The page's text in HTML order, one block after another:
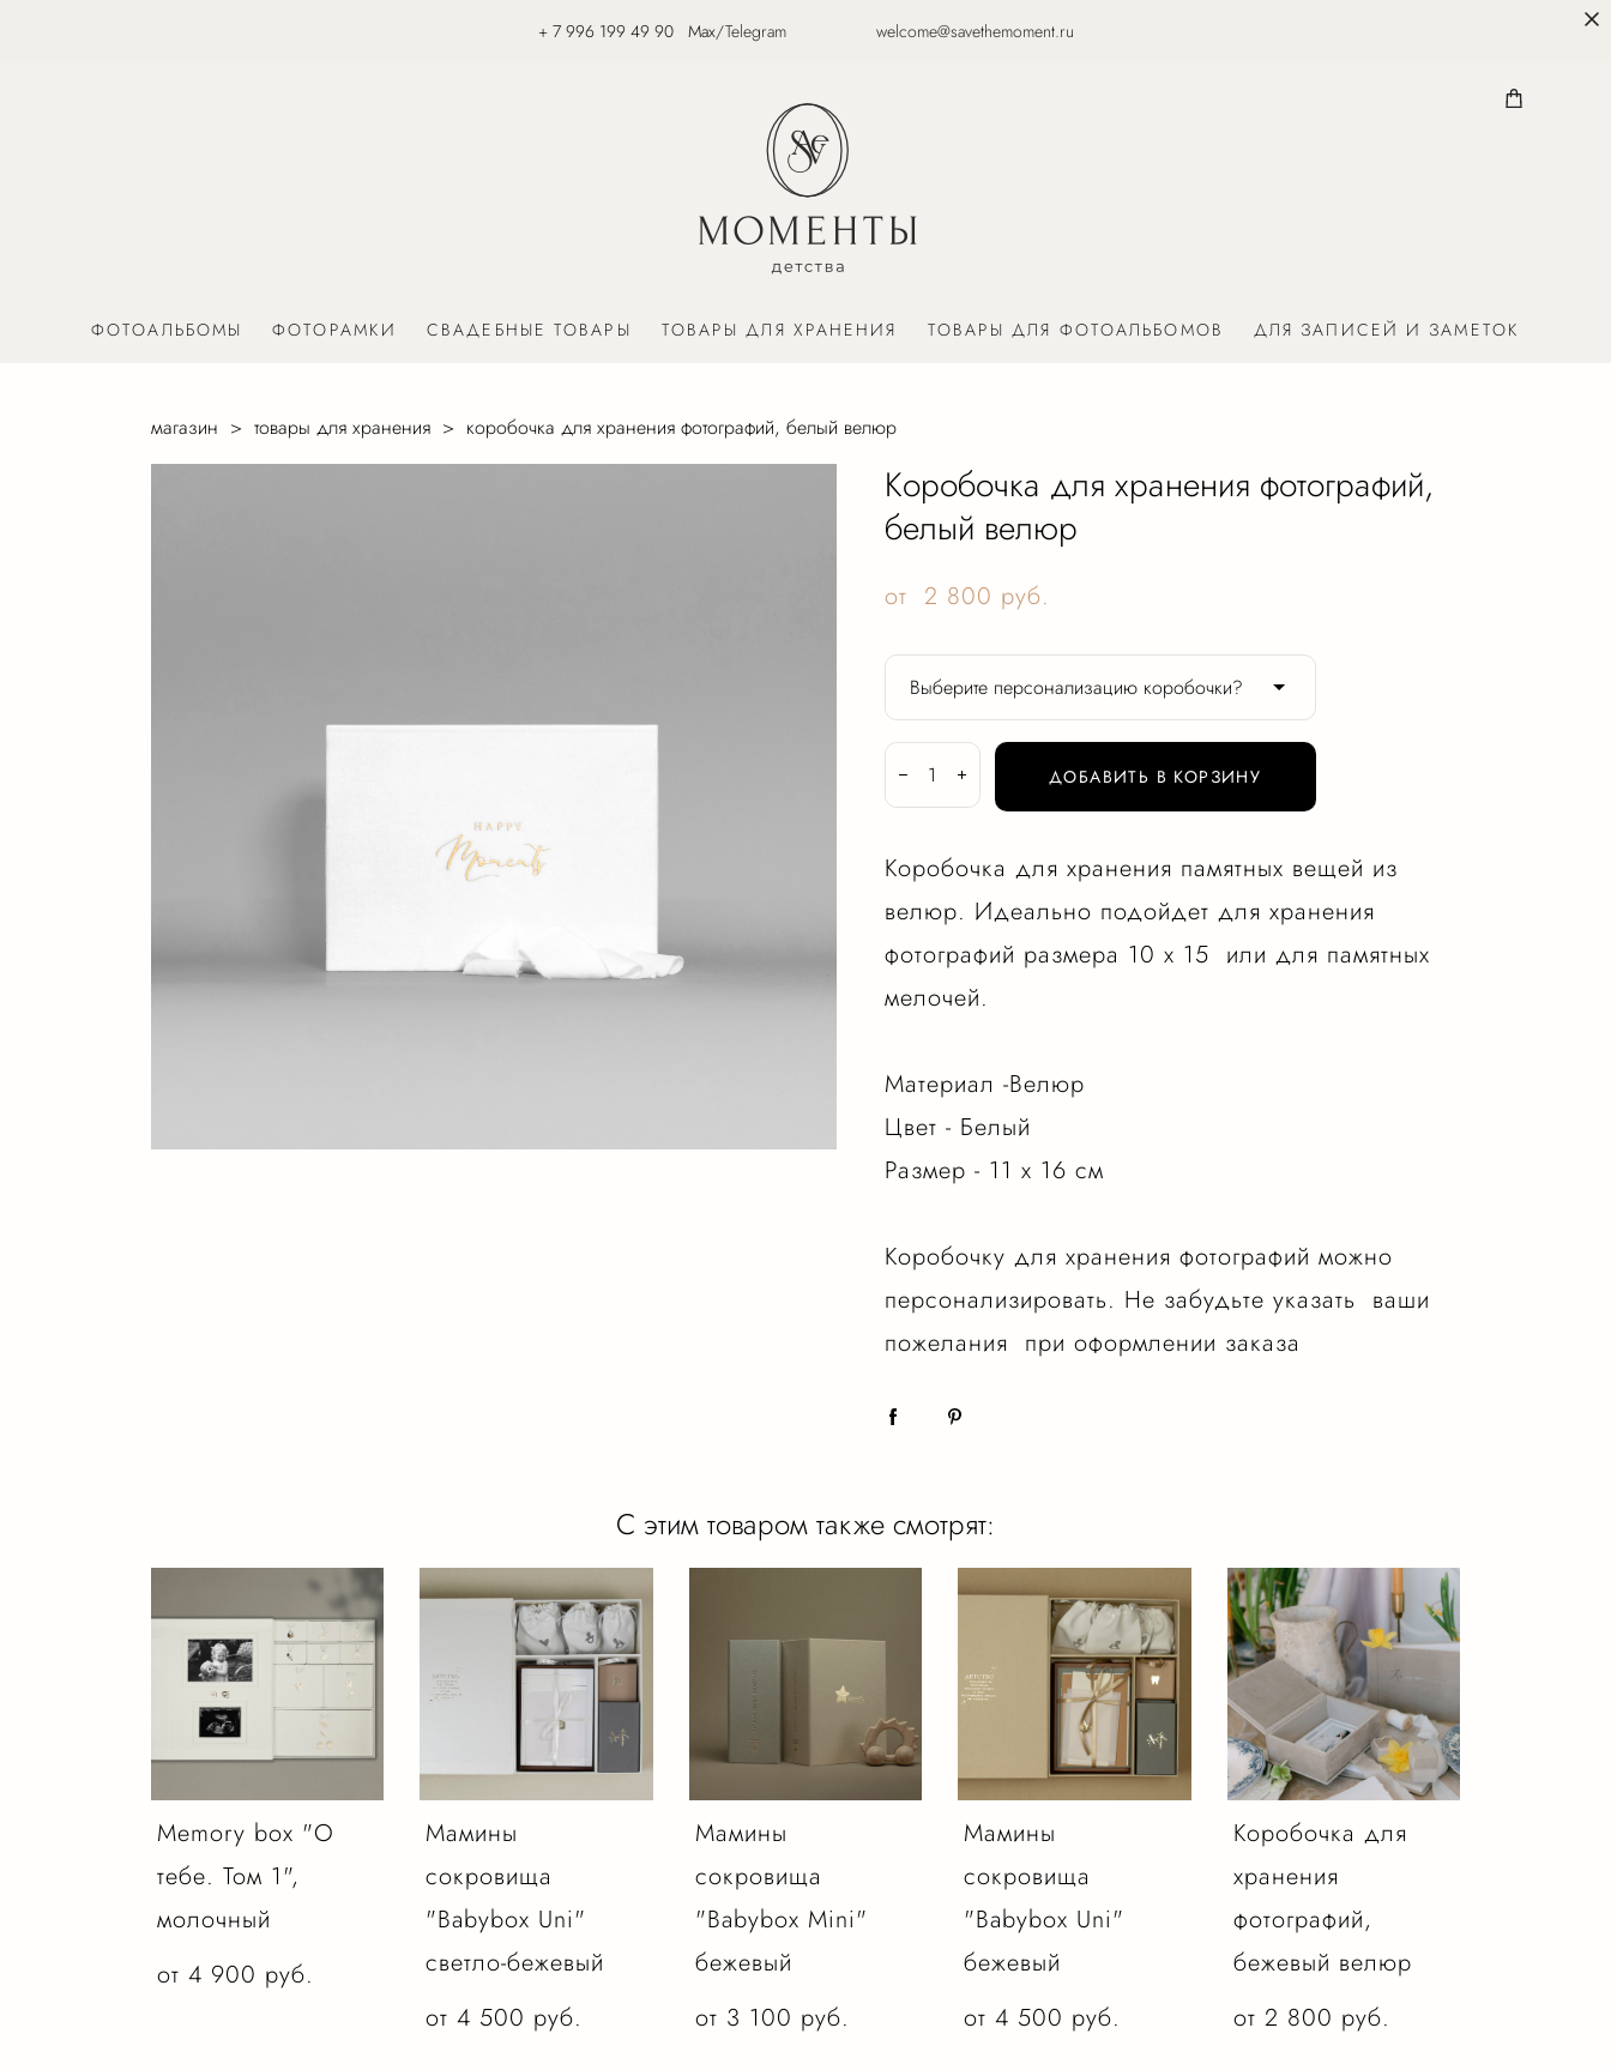
+ 7 996 199 49 90 Max/Telegram welcome@savethemoment.ru
ФОТОАЛЬБОМЫ ФОТОРАМКИ СВАДЕБНЫЕ ТОВАРЫ ТОВАРЫ ДЛЯ ХРАНЕНИЯ ТОВАРЫ ДЛЯ ФОТОАЛЬБОМОВ ДЛЯ ЗАПИСЕЙ И ЗАМЕТОК
магазин > товары для хранения > коробочка для хранения фотографий, белый велюр
Коробочка для хранения фотографий,
белый велюр
от 2 800 pуб.
Выберите персонализацию коробочки?
ДОБАВИТЬ В КОРЗИНУ
Коробочка для хранения памятных вещей из
велюр. Идеально подойдет для хранения
фотографий размера 10 х 15 или для памятных
мелочей.
Материал -Велюр
Цвет - Белый
Размер - 11 х 16 см
Коробочку для хранения фотографий можно
персонализировать. Не забудьте указать ваши
пожелания при оформлении заказа
С этим товаром также смотрят:
Memory box "О
тебе. Том 1",
молочный
от 4 900 pуб.
Мамины
сокровища
"Babybox Uni"
светло-бежевый
от 4 500 pуб.
Мамины
сокровища
"Babybox Mini"
бежевый
от 3 100 pуб.
Мамины
сокровища
"Babybox Uni"
бежевый
от 4 500 pуб.
Коробочка для
хранения
фотографий,
бежевый велюр
от 2 800 pуб.